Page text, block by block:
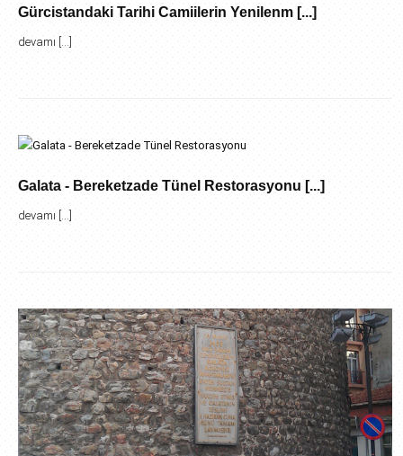
Gürcistandaki Tarihi Camiilerin Yenilenm [...]
devamı [...]
Galata - Bereketzade Tünel Restorasyonu [...]
devamı [...]